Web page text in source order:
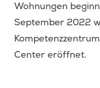
Wohnungen
September 2022
Center eröffnet.